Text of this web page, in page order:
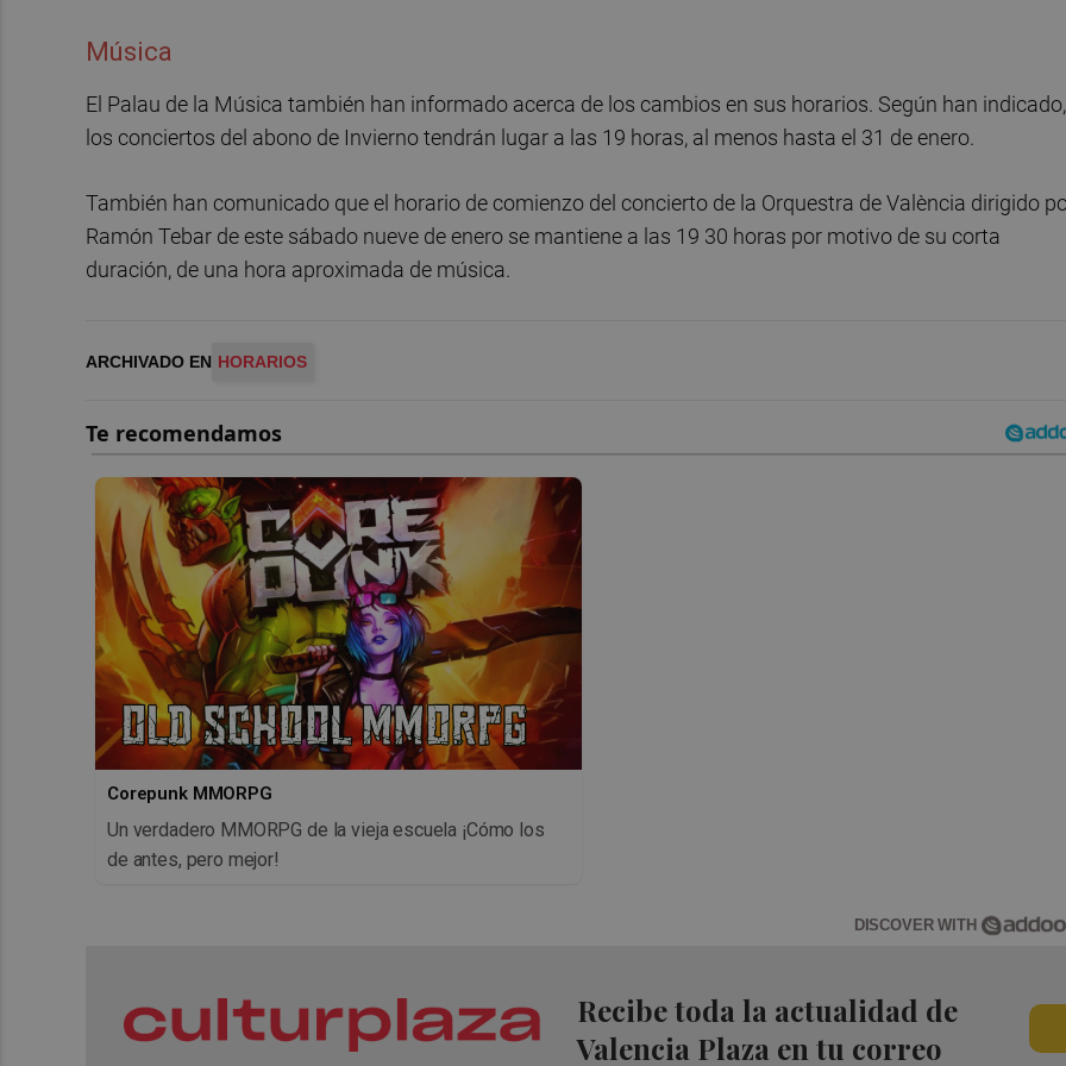
Música
El Palau de la Música también han informado acerca de los cambios en sus horarios. Según han indicado,
los conciertos del abono de Invierno tendrán lugar a las 19 horas, al menos hasta el 31 de enero.
También han comunicado que el horario de comienzo del concierto de la Orquestra de València dirigido
Ramón Tebar de este sábado nueve de enero se mantiene a las 19 30 horas por motivo de su corta
duración, de una hora aproximada de música.
ARCHIVADO EN HORARIOS
Corepunk MMORPG
Un verdadero MMORPG de la vieja escuela ¡Cómo los
de antes, pero mejor!
DISCOVER WITH
Recibe toda la actualidad de
Valencia Plaza en tu correo